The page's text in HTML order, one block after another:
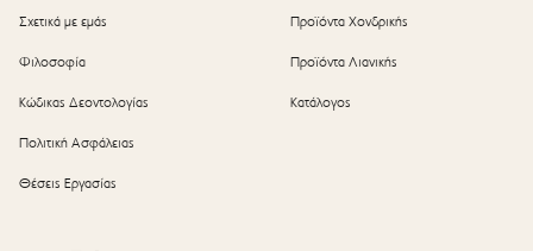
Σχετικά με εμάς
Φιλοσοφία
Κώδικας Δεοντολογίας
Πολιτική Ασφάλειας
Θέσεις Εργασίας
Προϊόντα Χονδρικής
Προϊόντα Λιανικής
Κατάλογος